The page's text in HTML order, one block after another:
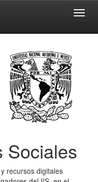
Sociales
recursos digitales